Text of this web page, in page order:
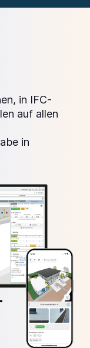
in IFC-
auf allen
in